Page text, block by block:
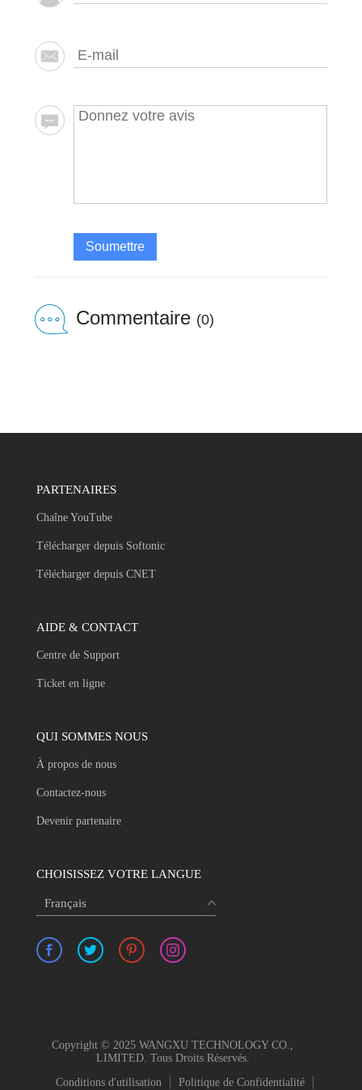
Soumettre
Commentaire (0)
PARTENAIRES
Chaîne YouTube
Télécharger depuis Softonic
Télécharger depuis CNET
AIDE & CONTACT
Centre de Support
Ticket en ligne
QUI SOMMES NOUS
À propos de nous
Contactez-nous
Devenir partenaire
CHOISISSEZ VOTRE LANGUE
Français
Copyright © 2025 WANGXU TECHNOLOGY CO.,
LIMITED. Tous Droits Réservés.
Conditions d'utilisation
Politique de Confidentialité